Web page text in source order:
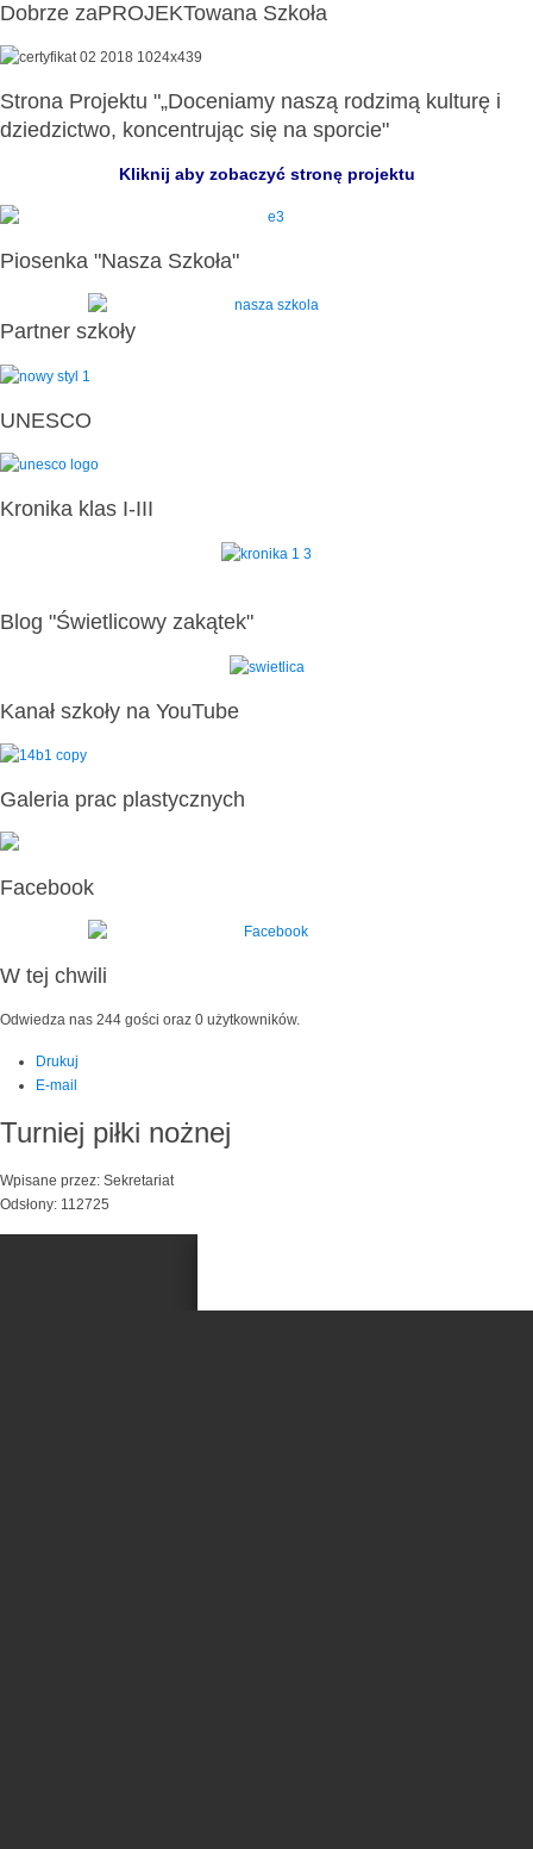
Dobrze zaPROJEKTowana Szkoła
Strona Projektu "„Doceniamy naszą rodzimą kulturę i
dziedzictwo, koncentrując się na sporcie"
Kliknij aby zobaczyć stronę projektu
Piosenka "Nasza Szkoła"
Partner szkoły
UNESCO
Kronika klas I-III
Blog "Świetlicowy zakątek"
Kanał szkoły na YouTube
Galeria prac plastycznych
Facebook
W tej chwili
Odwiedza nas 244 gości oraz 0 użytkowników.
Drukuj
E-mail
Turniej piłki nożnej
Wpisane przez: Sekretariat
Odsłony: 112725